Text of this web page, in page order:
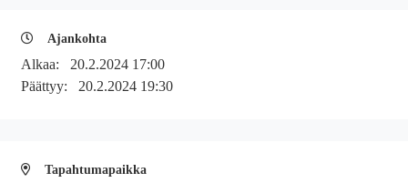
Ajankohta
Alkaa: 20.2.2024 17:00
Päättyy: 20.2.2024 19:30
Tapahtumapaikka